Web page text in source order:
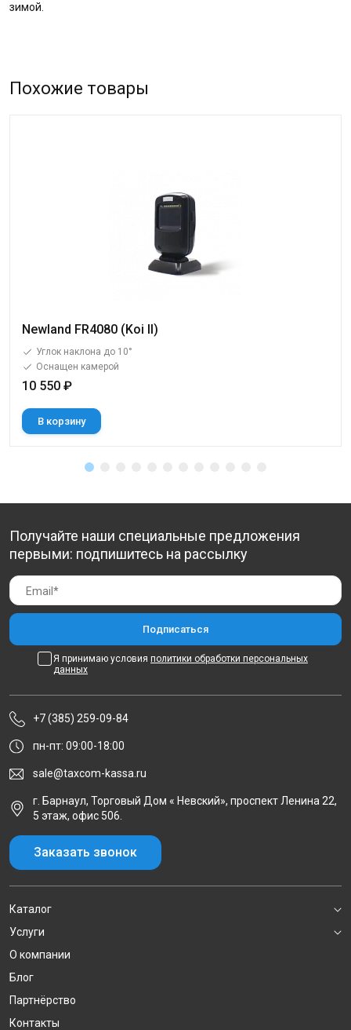
зимой.
Похожие товары
Newland FR4080 (Koi II)
Углок наклона до 10°
Оснащен камерой
10 550 ₽
В корзину
Получайте наши специальные предложения
первыми: подпишитесь на рассылку
Я принимаю условия политики обработки персональных
данных
+7 (385) 259-09-84
пн-пт: 09:00-18:00
sale@taxcom-kassa.ru
г. Барнаул, Торговый Дом « Невский», проспект Ленина 22,
5 этаж, офис 506.
Заказать звонок
Каталог
Услуги
О компании
Блог
Партнёрство
Контакты